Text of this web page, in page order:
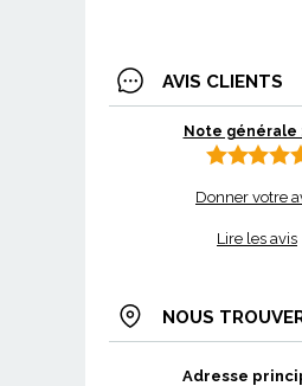
AVIS CLIENTS
Note générale
Donner votre
Lire les avis
NOUS
Adresse